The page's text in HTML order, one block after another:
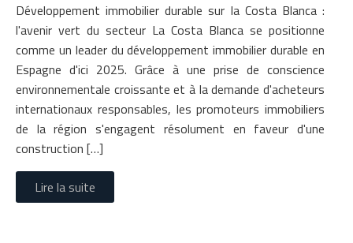
Développement immobilier durable sur la Costa Blanca :
l'avenir vert du secteur La Costa Blanca se positionne
comme un leader du développement immobilier durable en
Espagne d'ici 2025. Grâce à une prise de conscience
environnementale croissante et à la demande d'acheteurs
internationaux responsables, les promoteurs immobiliers
de la région s'engagent résolument en faveur d'une
construction […]
Lire la suite